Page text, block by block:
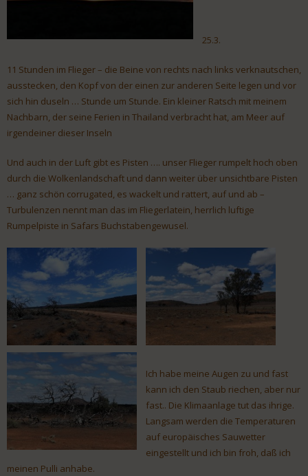
25.3.
11 Stunden im Flieger – die Beine von rechts nach links verknautschen,
ausstecken, den Kopf von der einen zur anderen Seite legen und vor
sich hin duseln … Stunde um Stunde. Ein kleiner Ratsch mit meinem
Nachbarn, der seine Ferien in Thailand verbracht hat, am Meer auf
irgendeiner dieser Inseln
Und auch in der Luft gibt es Pisten …. unser Flieger rumpelt hoch oben
durch die Wolkenlandschaft und dann weiter über unsichtbare Pisten
… ganz schön corrugated, es wackelt und rattert, auf und ab –
Turbulenzen nennt man das im Fliegerlatein, herrlich luftige
Rumpelpiste in Safars Buchstabengewusel.
Ich habe meine Augen zu und fast
kann ich den Staub riechen, aber nur
fast.. Die Klimaanlage tut das ihrige.
Langsam werden die Temperaturen
auf europäisches Sauwetter
eingestellt und ich bin froh, daß ich
meinen Pulli anhabe.